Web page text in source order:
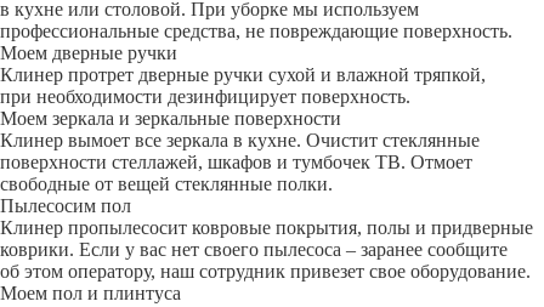
в кухне или столовой. При уборке мы используем
профессиональные средства, не повреждающие поверхность.
Моем дверные ручки
Клинер протрет дверные ручки сухой и влажной тряпкой,
при необходимости дезинфицирует поверхность.
Моем зеркала и зеркальные поверхности
Клинер вымоет все зеркала в кухне. Очистит стеклянные
поверхности стеллажей, шкафов и тумбочек ТВ. Отмоет
свободные от вещей стеклянные полки.
Пылесосим пол
Клинер пропылесосит ковровые покрытия, полы и придверные
коврики. Если у вас нет своего пылесоса – заранее сообщите
об этом оператору, наш сотрудник привезет свое оборудование.
Моем пол и плинтуса